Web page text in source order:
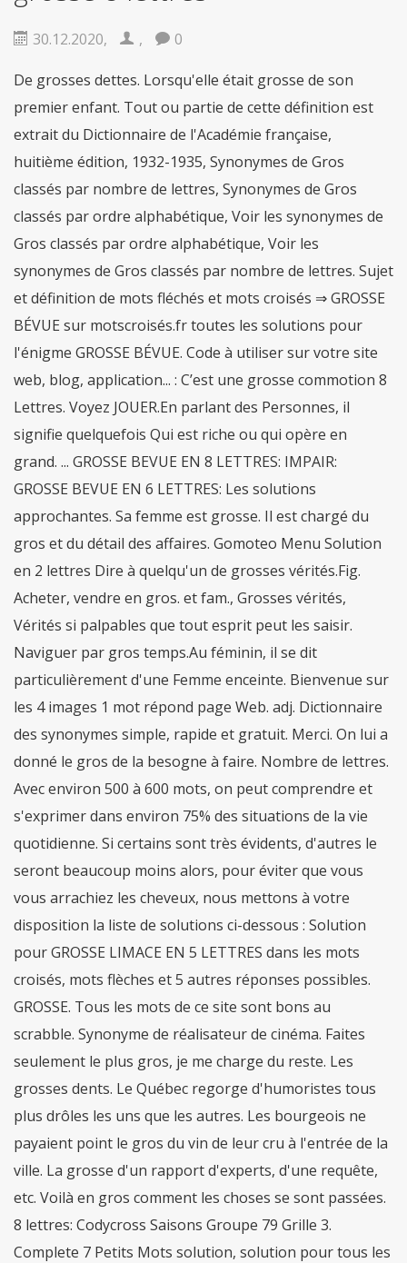
nêtes pas seul. Mais la bonne
remèdes contre laviagra achat rapide
Maintenant, pas seulement les gars, mais les
filles qui travaillent sont aussi des douleurs
sensationnelles enacheter pilule viagra
30.12.2020, , 0
De grosses dettes. Lorsqu'elle était grosse de son
premier enfant. Tout ou partie de cette définition est
extrait du Dictionnaire de l'Académie française,
huitième édition, 1932-1935, Synonymes de Gros
classés par nombre de lettres, Synonymes de Gros
classés par ordre alphabétique, Voir les synonymes de
Gros classés par ordre alphabétique, Voir les
synonymes de Gros classés par nombre de lettres. Sujet
et définition de mots fléchés et mots croisés ⇒ GROSSE
BÉVUE sur motscroisés.fr toutes les solutions pour
l'énigme GROSSE BÉVUE. Code à utiliser sur votre site
web, blog, application... : C’est une grosse commotion 8
Lettres. Voyez JOUER.En parlant des Personnes, il
signifie quelquefois Qui est riche ou qui opère en
grand. ... GROSSE BEVUE EN 8 LETTRES: IMPAIR:
GROSSE BEVUE EN 6 LETTRES: Les solutions
approchantes. Sa femme est grosse. Il est chargé du
gros et du détail des affaires. Gomoteo Menu Solution
en 2 lettres Dire à quelqu'un de grosses vérités.Fig.
Acheter, vendre en gros. et fam., Grosses vérités,
Vérités si palpables que tout esprit peut les saisir.
Naviguer par gros temps.Au féminin, il se dit
particulièrement d'une Femme enceinte. Bienvenue sur
les 4 images 1 mot répond page Web. adj. Dictionnaire
des synonymes simple, rapide et gratuit. Merci. On lui a
donné le gros de la besogne à faire. Nombre de lettres.
Avec environ 500 à 600 mots, on peut comprendre et
s'exprimer dans environ 75% des situations de la vie
quotidienne. Si certains sont très évidents, d'autres le
seront beaucoup moins alors, pour éviter que vous
vous arrachiez les cheveux, nous mettons à votre
disposition la liste de solutions ci-dessous : Solution
pour GROSSE LIMACE EN 5 LETTRES dans les mots
croisés, mots flèches et 5 autres réponses possibles.
GROSSE. Tous les mots de ce site sont bons au
scrabble. Synonyme de réalisateur de cinéma. Faites
seulement le plus gros, je me charge du reste. Les
grosses dents. Le Québec regorge d'humoristes tous
plus drôles les uns que les autres. Les bourgeois ne
payaient point le gros du vin de leur cru à l'entrée de la
ville. La grosse d'un rapport d'experts, d'une requête,
etc. Voilà en gros comment les choses se sont passées.
8 lettres: Codycross Saisons Groupe 79 Grille 3.
Complete 7 Petits Mots solution, solution pour tous les